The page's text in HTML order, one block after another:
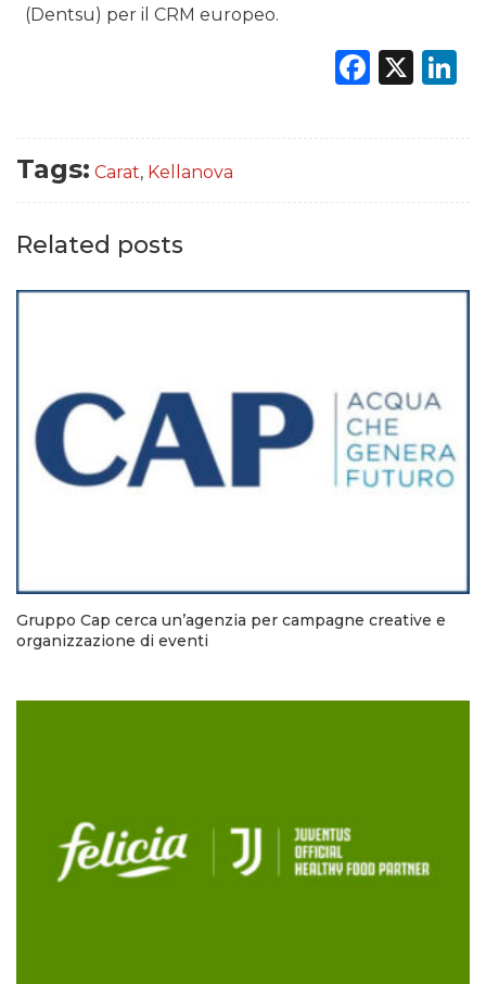
(Dentsu) per il CRM europeo.
X
Tags: Carat, Kellanova
Related posts
Gruppo Cap cerca un’agenzia per campagne creative e
organizzazione di eventi